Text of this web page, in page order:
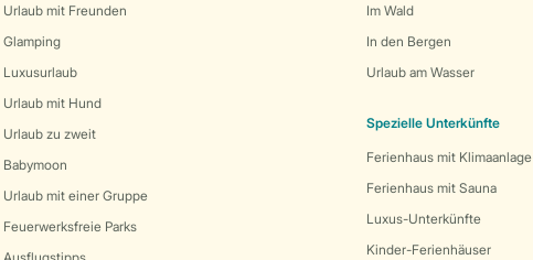
Urlaub mit Freunden
Glamping
Luxusurlaub
Urlaub mit Hund
Urlaub zu zweit
Babymoon
Urlaub mit einer Gruppe
Feuerwerksfreie Parks
Im Wald
In den Bergen
Urlaub am Wasser
Spezielle Unterkünfte
Ferienhaus mit Klimaanlage
Ferienhaus mit Sauna
Luxus-Unterkünfte
Kinder-Ferienhäuser